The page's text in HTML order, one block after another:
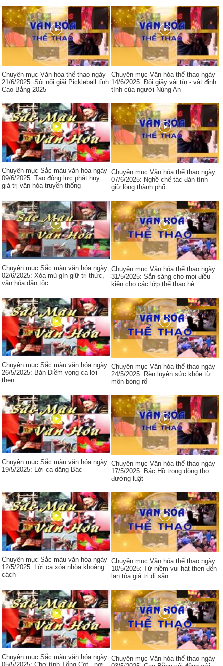
Chuyên mục Văn hóa thể thao ngày
21/6/2025: Sôi nổi giải Pickleball tỉnh
Cao Bằng 2025
Chuyên mục Văn hóa thể thao ngày
14/6/2025: Đôi giầy vải tín - vật định
tình của người Nùng An
Chuyên mục Sắc màu văn hóa ngày
09/6/2025: Tạo động lực phát huy
giá trị văn hóa truyền thống
Chuyên mục Văn hóa thể thao ngày
07/6/2025: Nghề chế tác đàn tính
giữ lòng thành phố
Chuyên mục Sắc màu văn hóa ngày
02/6/2025: Xóa mù gìn giữ tri thức,
văn hóa dân tộc
Chuyên mục Văn hóa thể thao ngày
31/5/2025: Sẵn sàng cho mọi điều
kiện cho các lớp thể thao hè
Chuyên mục Sắc màu văn hóa ngày
26/5/2025: Bản Diềm vọng ca lời
then
Chuyên mục Văn hóa thể thao ngày
24/5/2025: Rèn luyện sức khỏe từ
môn bóng rổ
Chuyên mục Sắc màu văn hóa ngày
19/5/2025: Lời ca dâng Bác
Chuyên mục Văn hóa thể thao ngày
17/5/2025: Bác Hồ trong dòng thơ
đường luật
Chuyên mục Sắc màu văn hóa ngày
12/5/2025: Lời ca xóa nhòa khoảng
cách
Chuyên mục Văn hóa thể thao ngày
10/5/2025: Từ niềm vui hát then đến
lan tỏa giá trị di sản
Chuyên mục Sắc màu văn hóa ngày
05/5/2025: Chợ tình Tổng Cọt - nơi
Chuyên mục Văn hóa thể thao ngày